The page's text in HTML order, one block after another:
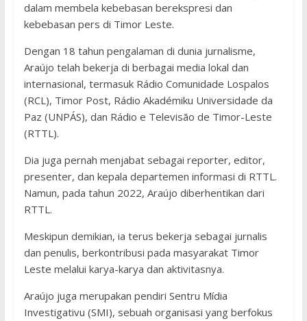
dalam membela kebebasan berekspresi dan
kebebasan pers di Timor Leste.
Dengan 18 tahun pengalaman di dunia jurnalisme,
Araújo telah bekerja di berbagai media lokal dan
internasional, termasuk Rádio Comunidade Lospalos
(RCL), Timor Post, Rádio Akadémiku Universidade da
Paz (UNPÁS), dan Rádio e Televisão de Timor-Leste
(RTTL).
Dia juga pernah menjabat sebagai reporter, editor,
presenter, dan kepala departemen informasi di RTTL.
Namun, pada tahun 2022, Araújo diberhentikan dari
RTTL.
Meskipun demikian, ia terus bekerja sebagai jurnalis
dan penulis, berkontribusi pada masyarakat Timor
Leste melalui karya-karya dan aktivitasnya.
Araújo juga merupakan pendiri Sentru Mídia
Investigativu (SMI), sebuah organisasi yang berfokus